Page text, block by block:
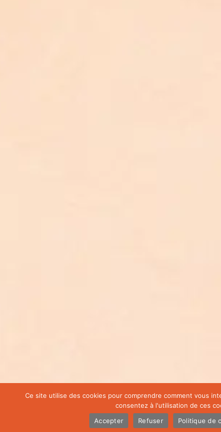
Ce site utilise des cookies pour comprendre comment vous
consentez à l'utilisation de ces
Accepter
Refuser Politique de